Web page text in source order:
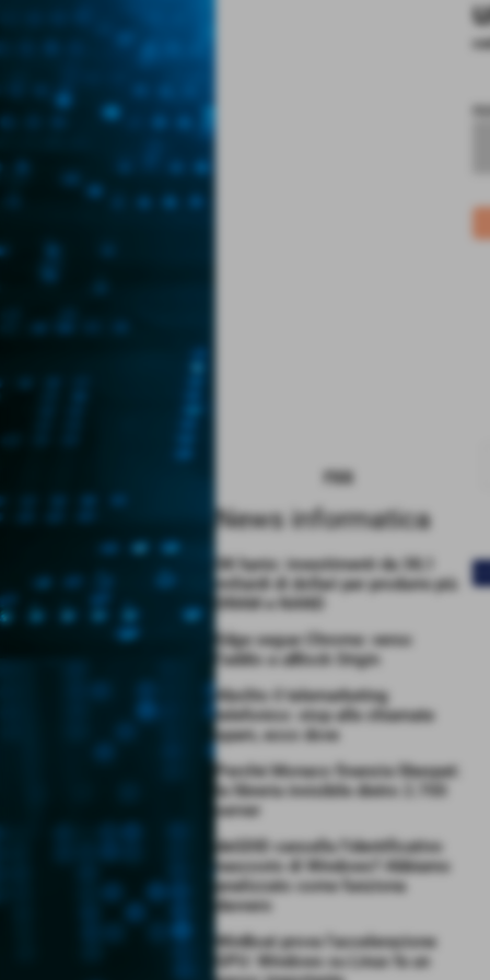
rss
News informatica
SK hynix: investimenti da 38,1
miliardi di dollari per produrre più
DRAM e NAND
Edge segue Chrome: verso
l’addio a uBlock Origin
Abolito il telemarketing
telefonico: stop alle chiamate
spam, ecco dove
Perché Monaco finanzia libexpat:
la libreria invisibile dietro 2.700
server
deGDID cancella l’identificativo
nascosto di Windows? Abbiamo
analizzato come funziona
davvero
WinBoat prova l’accelerazione
GPU: Windows su Linux fa un